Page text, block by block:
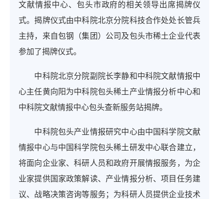
文献情报中心、包头市政府的相关领导出席揭牌仪
式。揭牌仪式由中科院北京分院科技合作处处长管兵
主持，来自包钢（集团）公司及包头市稀土企业代表
参加了揭牌仪式。
中科院北京分院副院长李静和中科院文献情报中
心主任黄向阳为中科院包头稀土产业情报分析中心和
中科院文献情报中心包头查新服务站揭牌。
中科院包头产业情报研究中心由中国科学院文献
情报中心与中国科学院包头稀土研发中心联合建立，
将面向企业家、科研人员和政府开展情报服务，为企
业家提供国家政策解读、产业情报分析、项目任务建
议、战略决策咨询等服务；为科研人员提供企业技术